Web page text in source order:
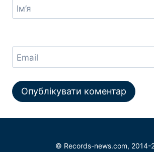
Ім’я
Email
© Records-news.com, 2014-